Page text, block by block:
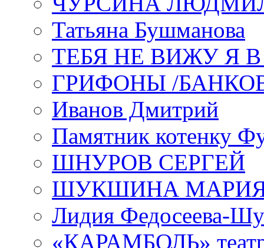
Татьяна Бушманова
ТЕБЯ НЕ ВИЖУ Я
ГРИФОНЫ /
Иванов Дмитрий
Памятник котенку
ШНУРОВ СЕРГЕЙ
ШУКШИНА
Лидия Федосеева-
«КАРАМБОЛЬ»